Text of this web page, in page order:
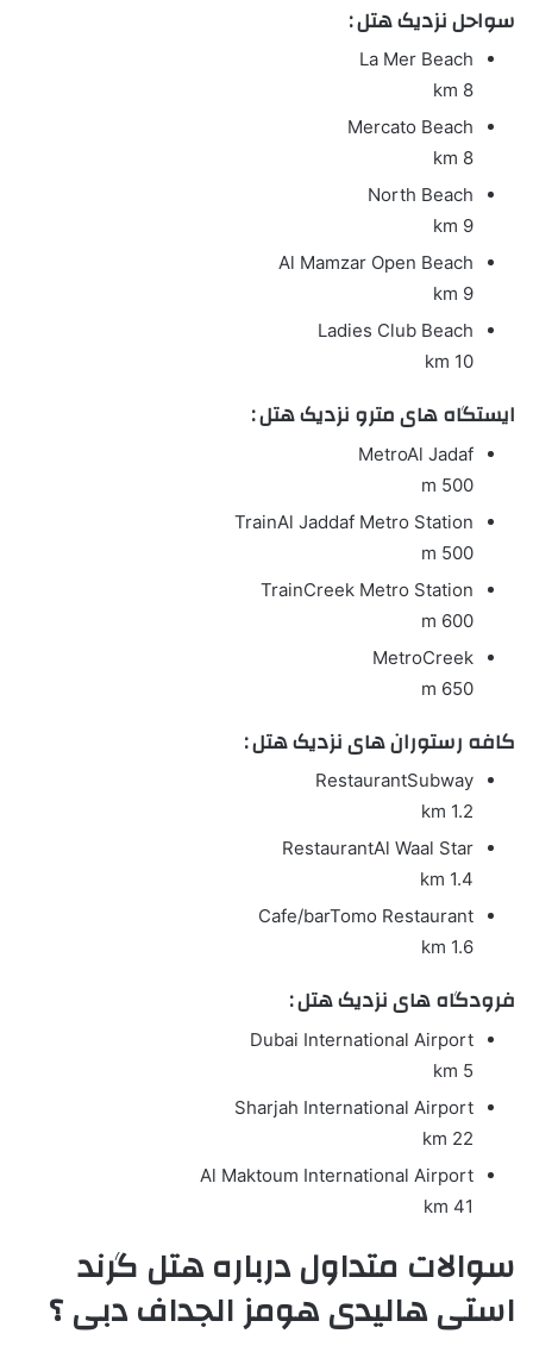
سواحل نزدیک هتل :
La Mer Beach
8 km
Mercato Beach
8 km
North Beach
9 km
Al Mamzar Open Beach
9 km
Ladies Club Beach
10 km
ایستگاه های مترو نزدیک هتل :
MetroAl Jadaf
500 m
TrainAl Jaddaf Metro Station
500 m
TrainCreek Metro Station
600 m
MetroCreek
650 m
کافه رستوران های نزدیک هتل :
RestaurantSubway
1.2 km
RestaurantAl Waal Star
1.4 km
Cafe/barTomo Restaurant
1.6 km
فرودگاه های نزدیک هتل :
Dubai International Airport
5 km
Sharjah International Airport
22 km
Al Maktoum International Airport
41 km
سوالات متداول درباره هتل گرند
استی هالیدی هومز الجداف دبی ؟